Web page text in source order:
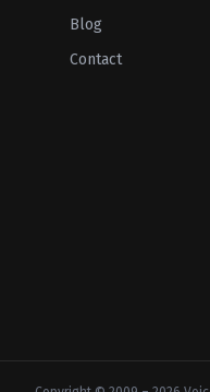
Blog
Contact